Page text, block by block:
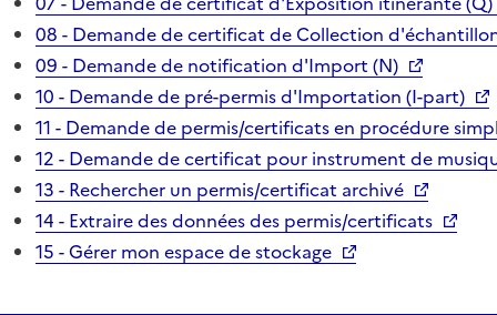
08 - Demande de certificat de Collection
09 - Demande de notification d'Import (N)
10 - Demande de pré-permis d'Importation (I-part)
11 - Demande de permis/certificats en procédure
12 - Demande de certificat pour instrument de
13 - Rechercher un permis/certificat archivé
14 - Extraire des données des permis/certificats
15 - Gérer mon espace de stockage